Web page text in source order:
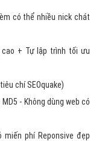
có thể nhiều nick chát
cao + Tự lập trình tối ưu
chí SEOquake)
- Không dùng web có
miến phí Reponsive đẹp